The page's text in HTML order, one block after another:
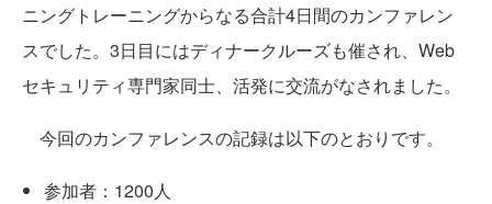
ニングトレーニングからなる合計4日間のカンファレン
スでした。3日目にはディナークルーズも催され、Web
セキュリティ専門家同士、活発に交流がなされました。
今回のカンファレンスの記録は以下のとおりです。
参加者：1200人